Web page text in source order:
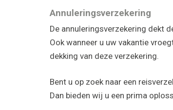
Annuleringsverzekering
De annuleringsverzekering dekt
Ook wanneer u uw vakantie
dekking van deze verzekering.
Bent u op zoek naar een
Dan bieden wij u een prima